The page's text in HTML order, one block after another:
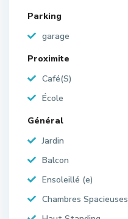
Parking
garage
Proximite
Café(S)
École
Général
Jardin
Balcon
Ensoleillé (e)
Chambres Spacieuses